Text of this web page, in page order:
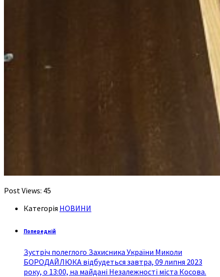
Post Views: 45
Категорія НОВИНИ
Попередній
Зустріч полеглого Захисника України Миколи
БОРОДАЙЛЮКА відбудеться завтра, 09 липня 2023
року, о 13:00, на майдані Незалежності міста Косова.